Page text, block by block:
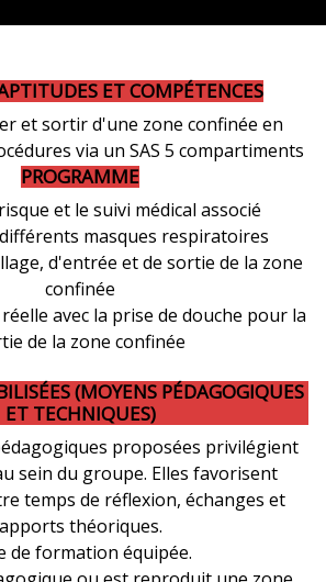
ET COMPÉTENCES
et sortir d'une zone confinée en
via un SAS 5 compartiments
PROGRAMME
et le suivi médical associé
masques respiratoires
d'entrée et de sortie de la zone
confinée
avec la prise de douche pour la
de la zone confinée
(MOYENS PÉDAGOGIQUES
ET TECHNIQUES)
proposées privilégient
sein du groupe. Elles favorisent
temps de réflexion, échanges et
apports théoriques.
de formation équipée.